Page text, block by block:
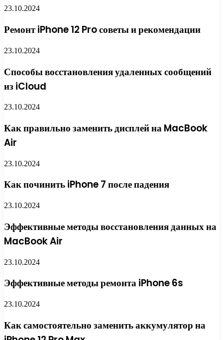
23.10.2024
Ремонт iPhone 12 Pro советы и рекомендации
23.10.2024
Способы восстановления удаленных сообщений
из iCloud
23.10.2024
Как правильно заменить дисплей на MacBook
Air
23.10.2024
Как починить iPhone 7 после падения
23.10.2024
Эффективные методы восстановления данных на
MacBook Air
23.10.2024
Эффективные методы ремонта iPhone 6s
23.10.2024
Как самостоятельно заменить аккумулятор на